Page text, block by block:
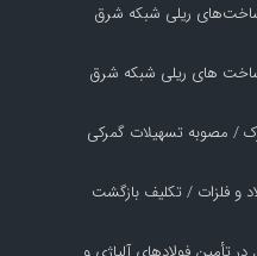
ریلی شبکه شرق
های ریلی شبکه شرق
/ مصوبه تسهیلات گمرکی
و فلزات / تکلیف بازگشت